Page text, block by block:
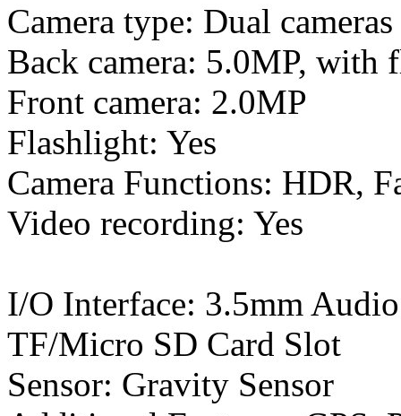
Camera type: Dual
Back camera: 5.0MP, with
Front camera: 2.0MP
Flashlight: Yes
Camera Functions: HDR,
Video recording: Yes
I/O Interface: 3.5mm
TF/Micro SD Card Slot
Sensor: Gravity Sensor